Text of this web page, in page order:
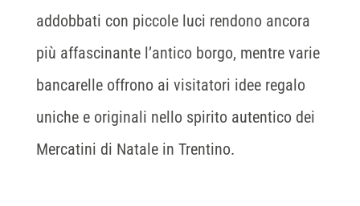
addobbati con piccole luci rendono ancora
più affascinante l’antico borgo, mentre varie
bancarelle offrono ai visitatori idee regalo
uniche e originali nello spirito autentico dei
Mercatini di Natale in Trentino.